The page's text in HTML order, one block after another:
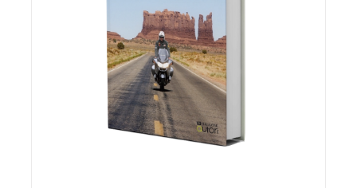
AGGIUNGI AL CARRELLO /